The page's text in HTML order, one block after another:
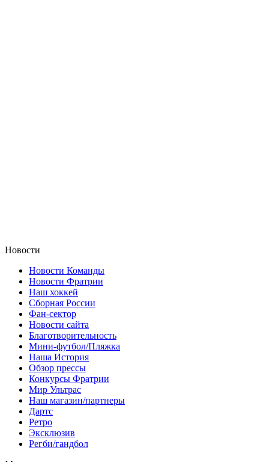
Новости
Новости Команды
Новости Фратрии
Наш хоккей
Сборная России
Фан-cектор
Новости сайта
Благотворительность
Мини-футбол/Пляжка
Наша История
Обзор прессы
Конкурсы Фратрии
Мир Ультрас
Наш магазин/партнеры
Дартс
Ретро
Эксклюзив
Регби/гандбол